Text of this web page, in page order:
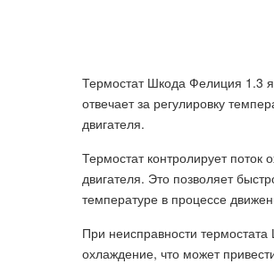
Термостат Шкода Фелиция 1.3
отвечает за регулировку
двигателя.
Термостат контролирует
двигателя. Это позволяет
температуре в процессе
При неисправности
охлаждение, что может